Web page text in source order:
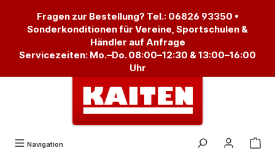
Fragen zur Bestellung? Tel.: 06826 93350 •
Sonderkonditionen für Vereine, Sportschulen &
Händler auf Anfrage
Servicezeiten: Mo.–Do. 08:00–12:30 & 13:00–16:00
Uhr
Navigation